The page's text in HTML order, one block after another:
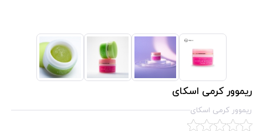
ریموور کرمی اسکای
ریموور کرمی اسکای